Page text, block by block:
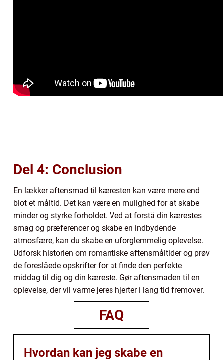
Del 4: Conclusion
En lækker aftensmad til kæresten kan være mere end
blot et måltid. Det kan være en mulighed for at skabe
minder og styrke forholdet. Ved at forstå din kærestes
smag og præferencer og skabe en indbydende
atmosfære, kan du skabe en uforglemmelig oplevelse.
Udforsk historien om romantiske aftensmåltider og prøv
de foreslåede opskrifter for at finde den perfekte
middag til dig og din kæreste. Gør aftensmaden til en
oplevelse, der vil varme jeres hjerter i lang tid fremover.
FAQ
Hvordan kan jeg skabe en